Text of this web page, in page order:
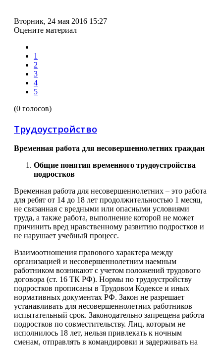
Вторник, 24 мая 2016 15:27
Оцените материал
1
2
3
4
5
(0 голосов)
Трудоустройство
Временная работа для несовершеннолетних граждан
Общие понятия временного трудоустройства
подростков
Временная работа для несовершеннолетних – это работа
для ребят от 14 до 18 лет продолжительностью 1 месяц,
не связанная с вредными или опасными условиями
труда, а также работа, выполнение которой не может
причинить вред нравственному развитию подростков и
не нарушает учебный процесс.
Взаимоотношения правового характера между
организацией и несовершеннолетним наемным
работником возникают с учетом положений трудового
договора (ст. 16 ТК РФ). Нормы по трудоустройству
подростков прописаны в Трудовом Кодексе и иных
нормативных документах РФ. Закон не разрешает
устанавливать для несовершеннолетних работников
испытательный срок. Законодательно запрещена работа
подростков по совместительству. Лиц, которым не
исполнилось 18 лет, нельзя привлекать к ночным
сменам, отправлять в командировки и задерживать на